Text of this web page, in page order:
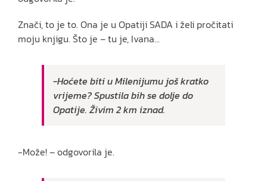
Znači, to je to. Ona je u Opatiji SADA i želi pročitati
moju knjigu. Što je – tu je, Ivana…
-Hoćete biti u Milenijumu još kratko
vrijeme? Spustila bih se dolje do
Opatije. Živim 2 km iznad.
-Može! – odgovorila je.